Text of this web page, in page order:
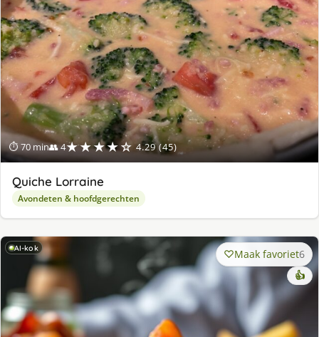
⏱ 70 min👥 4★★★★☆ 4.29 (45)
Quiche Lorraine
Avondeten & hoofdgerechten
AI-kok Maak favoriet6
👍